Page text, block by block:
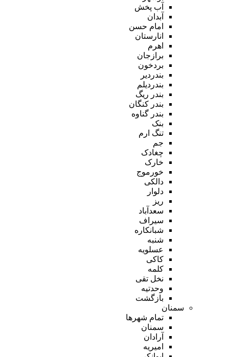
آب پخش
آبدان
امام حسن
انارستان
اهرم
برازجان
بردخون
بندردیر
بندردیلم
بندر ریگ
بندر کنگان
بندر گناوه
بنک
تنگ ارم
جم
چغادک
خارک
خورموج
دالکی
دلوار
ریز
سعدآباد
سیراف
شبانکاره
شنبه
عسلویه
کاکی
کلمه
نخل تقی
وحدتیه
بازگشت
سمنان
تمام شهر‌ها
سمنان
آرادان
امیریه